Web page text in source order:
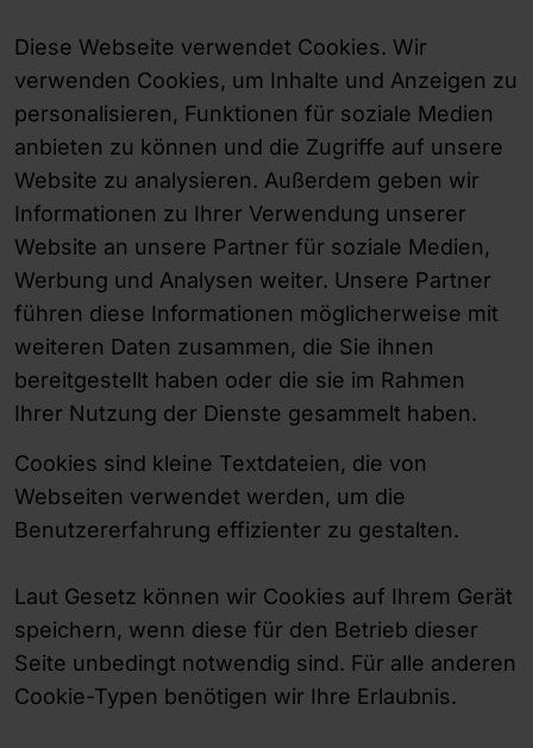
Diese Webseite verwendet Cookies. Wir
verwenden Cookies, um Inhalte und Anzeigen zu
personalisieren, Funktionen für soziale Medien
anbieten zu können und die Zugriffe auf unsere
Website zu analysieren. Außerdem geben wir
Informationen zu Ihrer Verwendung unserer
Website an unsere Partner für soziale Medien,
Werbung und Analysen weiter. Unsere Partner
führen diese Informationen möglicherweise mit
weiteren Daten zusammen, die Sie ihnen
bereitgestellt haben oder die sie im Rahmen
Ihrer Nutzung der Dienste gesammelt haben.
Cookies sind kleine Textdateien, die von
Webseiten verwendet werden, um die
Benutzererfahrung effizienter zu gestalten.
Laut Gesetz können wir Cookies auf Ihrem Gerät
speichern, wenn diese für den Betrieb dieser
Seite unbedingt notwendig sind. Für alle anderen
Cookie-Typen benötigen wir Ihre Erlaubnis.